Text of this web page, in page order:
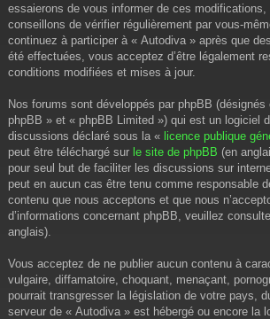
essaierons de vous informer de ces modifications,
conseillons de vérifier régulièrement par vous-
continuez à participer à « Autodiva » après que
été effectuées, vous acceptez d’être légalement
conditions modifiées et mises à jour.
Nos forums sont développés par phpBB (désignés
phpBB » et « phpBB Limited ») qui est un logiciel
discussions déclaré sous la « licence publique
peut être téléchargé sur le site de phpBB (en
pour seul but de faciliter les discussions sur
peut en aucun cas être tenu comme responsable
contenu que nous acceptons et que nous
d’informations concernant phpBB, veuillez
anglais).
Vous acceptez de ne publier aucun contenu à
vulgaire, diffamatoire, choquant, menaçant,
pourrait transgresser la législation de votre pays,
serveur de « Autodiva » est hébergé ou encore la